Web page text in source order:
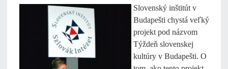
Slovenský inštitút v
Budapešti chystá veľký
projekt pod názvom
Týždeň slovenskej
kultúry v Budapešti. O